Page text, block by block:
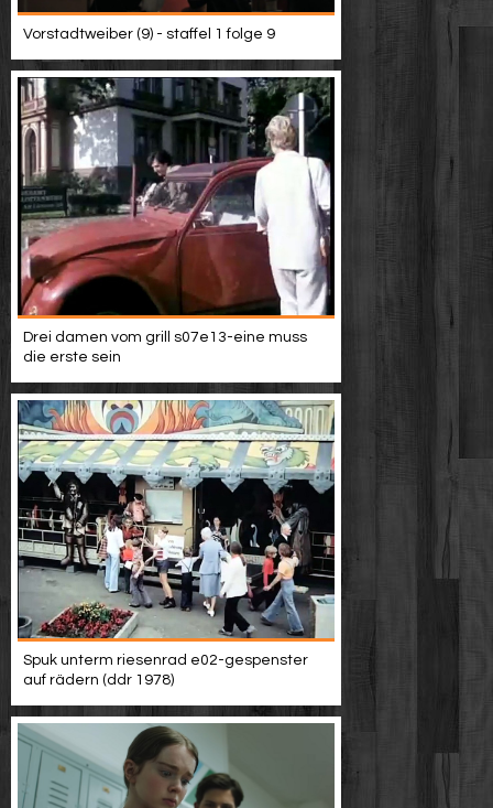
Vorstadtweiber (9) - staffel 1 folge 9
Drei damen vom grill s07e13-eine muss
die erste sein
Spuk unterm riesenrad e02-gespenster
auf rädern (ddr 1978)